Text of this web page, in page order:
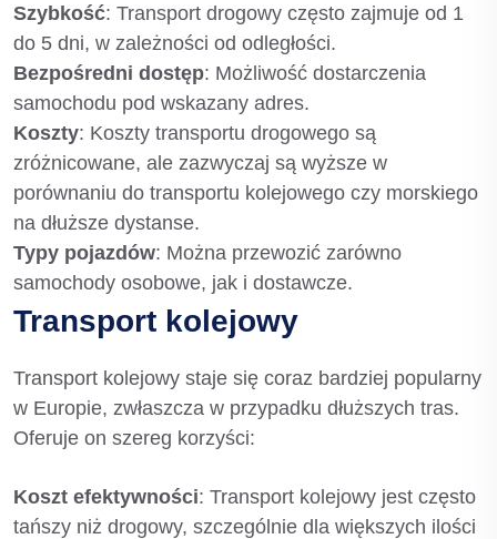
Szybkość: Transport drogowy często zajmuje od 1
do 5 dni, w zależności od odległości.
Bezpośredni dostęp: Możliwość dostarczenia
samochodu pod wskazany adres.
Koszty: Koszty transportu drogowego są
zróżnicowane, ale zazwyczaj są wyższe w
porównaniu do transportu kolejowego czy morskiego
na dłuższe dystanse.
Typy pojazdów: Można przewozić zarówno
samochody osobowe, jak i dostawcze.
Transport kolejowy
Transport kolejowy staje się coraz bardziej popularny
w Europie, zwłaszcza w przypadku dłuższych tras.
Oferuje on szereg korzyści:
Koszt efektywności: Transport kolejowy jest często
tańszy niż drogowy, szczególnie dla większych ilości